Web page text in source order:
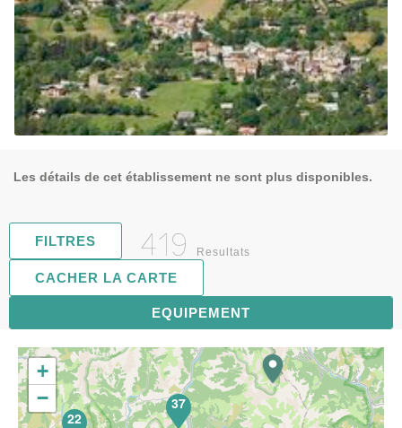
Les détails de cet établissement ne sont plus disponibles.
FILTRES 419 Resultats
EQUIPEMENT
CACHER LA CARTE
22
37
81
+
−